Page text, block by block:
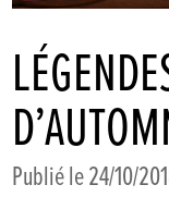
Publié le 24/10/